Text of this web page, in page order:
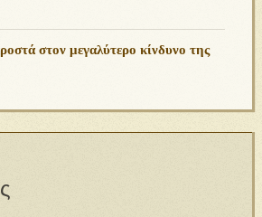
στον μεγαλύτερο κίνδυνο της